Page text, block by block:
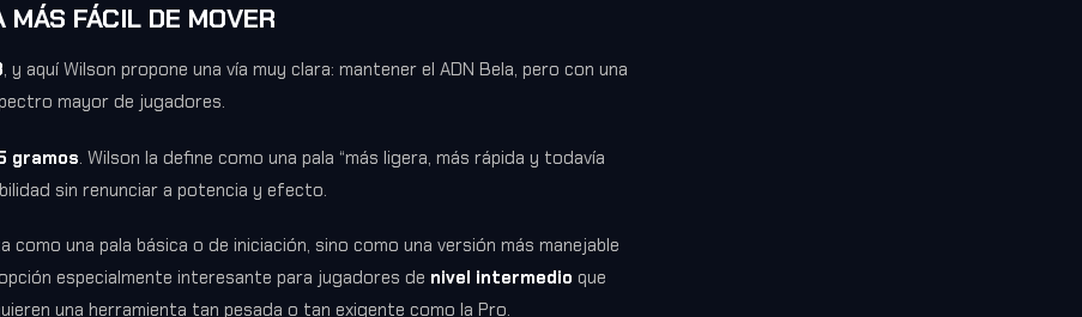
FÁCIL DE MOVER
, y aquí Wilson propone una vía muy clara: mantener el ADN Bela, pero con una
mayor de jugadores.
gramos. Wilson la define como una pala “más ligera, más rápida y todavía
sin renunciar a potencia y efecto.
una pala básica o de iniciación, sino como una versión más manejable
especialmente interesante para jugadores de nivel intermedio que
una herramienta tan pesada o tan exigente como la Pro.